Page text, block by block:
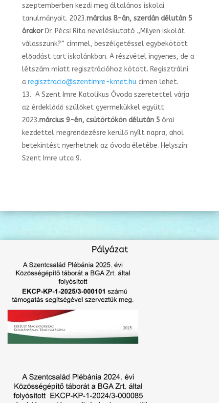
szeptemberben kezdi meg általános iskolai
tanulmányait. 2023.március 8-án, szerdán délután 5
órakorDr. Pécsi Rita neveléskutató „Milyen iskolát
válasszunk?” címmel, beszélgetéssel egybekötött
előadást tart iskolánkban. A részvétel ingyenes, de a
létszám miatt regisztrációhoz kötött. Regisztrálni
a regisztracio@szentimre-kmet.hucímen lehet.
A Szent Imre Katolikus Óvoda szeretettel várja
az érdeklődő szülőket gyermekükkel együtt
2023.március 9-én, csütörtökön délután 5órai
kezdettel megrendezésre kerülő nyílt napra, ahol
betekintést nyerhetnek az óvoda életébe. Helyszín:
Szent Imre utca 9.
Pályázat